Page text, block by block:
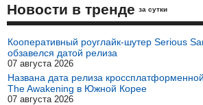
Новости в тренде за сутки
Кооперативный роуглайк-шутер Serious
обзавелся датой релиза
07 августа 2026
Названа дата релиза
The Awakening в Южной Корее
07 августа 2026